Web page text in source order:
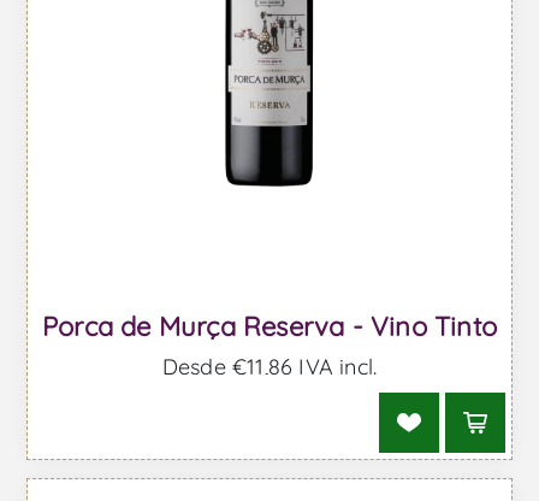
Porca de Murça Reserva - Vino Tinto
Desde €11,86 IVA incl.